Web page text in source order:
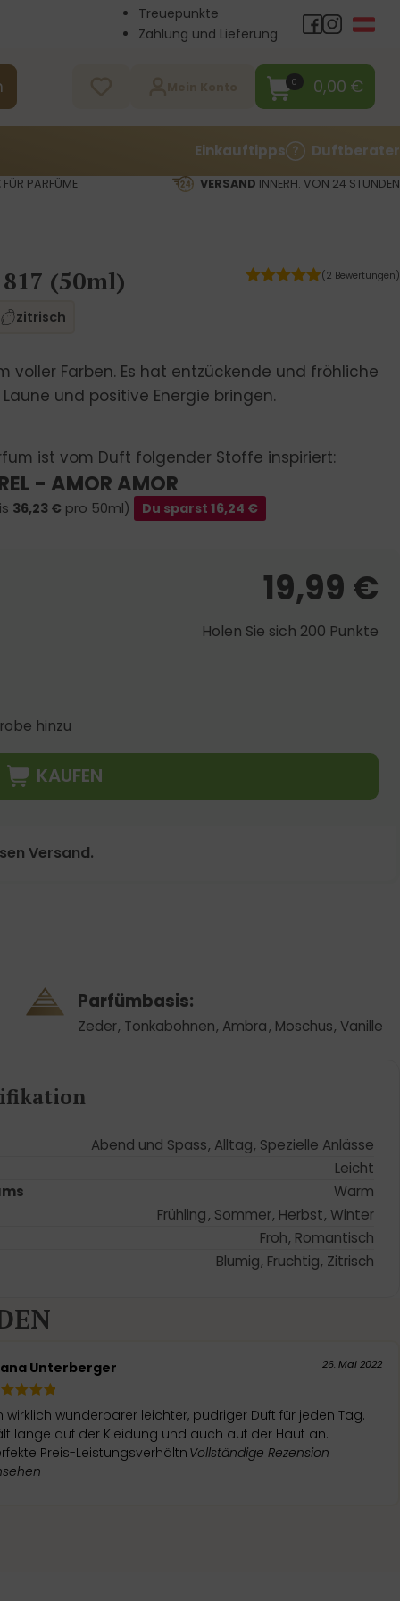
Treuepunkte
Zahlung und Lieferung
0 0,00 €
Einkauftipps Duftberater
FÜR PARFÜME VERSAND INNERH. VON 24 STUNDEN
(50ml)
zitrisch
(2 Bewertungen)
voller Farben. Es hat entzückende und fröhliche
und positive Energie bringen.
ist vom Duft folgender Stoffe inspiriert:
- AMOR AMOR
36,23 € pro 50ml) Du sparst16,24 €
19,99 €
Holen Sie sich 200 Punkte
hinzu
KAUFEN
Versand.
Parfümbasis:
Zeder, Tonkabohnen, Ambra, Moschus, Vanille
Abend und Spass, Alltag, Spezielle Anlässe
Leicht
Warm
Frühling, Sommer, Herbst, Winter
Froh, Romantisch
Blumig, Fruchtig, Zitrisch
Unterberger 26. Mai 2022
wirklich wunderbarer leichter, pudriger Duft für jeden Tag.
lange auf der Kleidung und auch auf der Haut an.
Preis-Leistungsverhältn Vollständige Rezension